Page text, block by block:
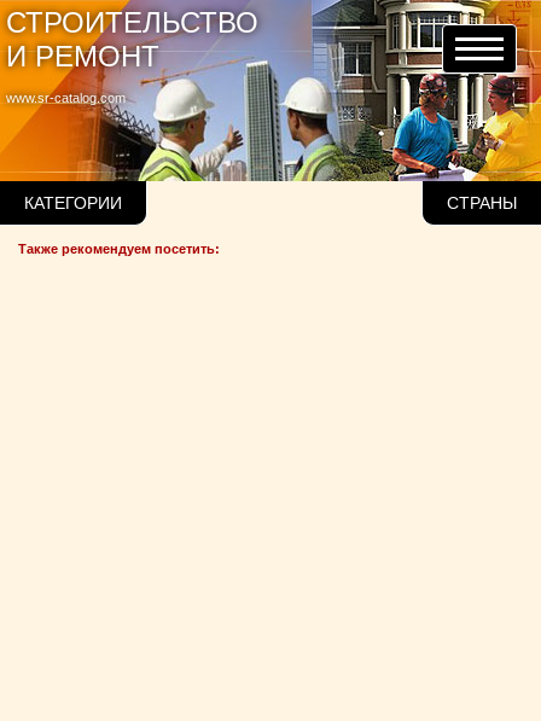
www.sr-catalog.com
СТРОИТЕЛЬСТВО
И РЕМОНТ
КАТЕГОРИИ СТРАНЫ
Также рекомендуем посетить: